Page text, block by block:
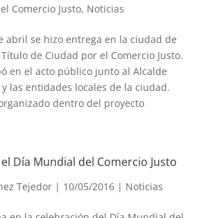
Comercio Justo, Noticias
abril se hizo entrega en la ciudad de
de Ciudad por el Comercio Justo.
en el acto público junto al Alcalde
las entidades locales de la ciudad.
dentro del proyecto
Día Mundial del Comercio Justo
Tejedor| 10/05/2016 | Noticias